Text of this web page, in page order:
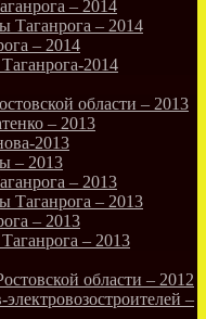
– 2014
Таганрога – 2014
– 2014
2014
области – 2013
– 2013
2013
– 2013
– 2013
Таганрога – 2013
– 2013
– 2013
области – 2012
–